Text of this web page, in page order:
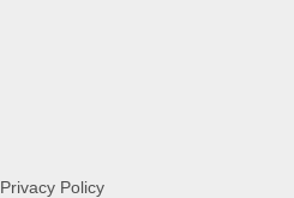
Privacy Policy